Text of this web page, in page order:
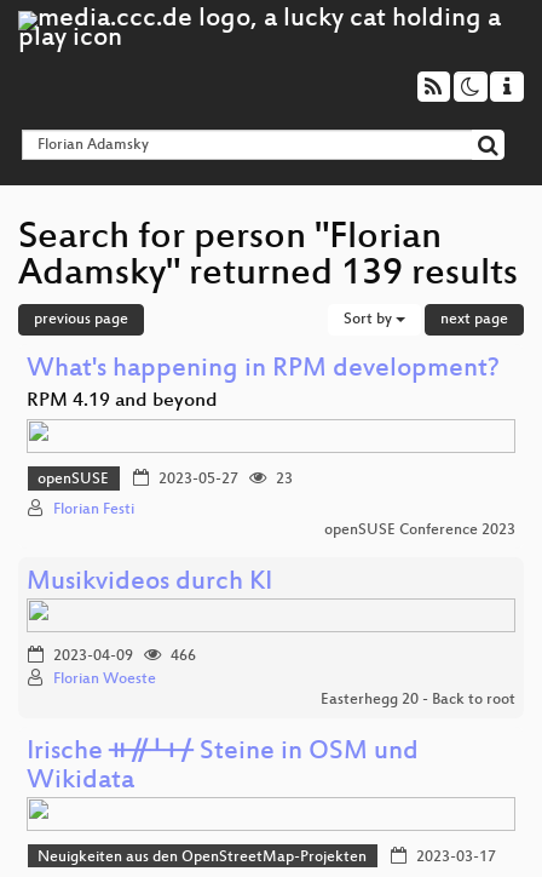
Search for person "Florian
Adamsky" returned 139 results
previous page Sort by next page
What's happening in RPM development?
RPM 4.19 and beyond
openSUSE 2023-05-27
23
Florian Festi
openSUSE Conference 2023
Musikvideos durch KI
2023-04-09
466
Florian Woeste
Easterhegg 20 - Back to root
Irische ᚑᚌᚆᚐᚋ Steine in OSM und
Wikidata
Neuigkeiten aus den OpenStreetMap-Projekten
2023-03-17